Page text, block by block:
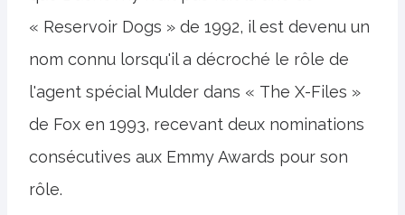
« Reservoir Dogs » de 1992, il est devenu un
nom connu lorsqu'il a décroché le rôle de
l'agent spécial Mulder dans « The X-Files »
de Fox en 1993, recevant deux nominations
consécutives aux Emmy Awards pour son
rôle.